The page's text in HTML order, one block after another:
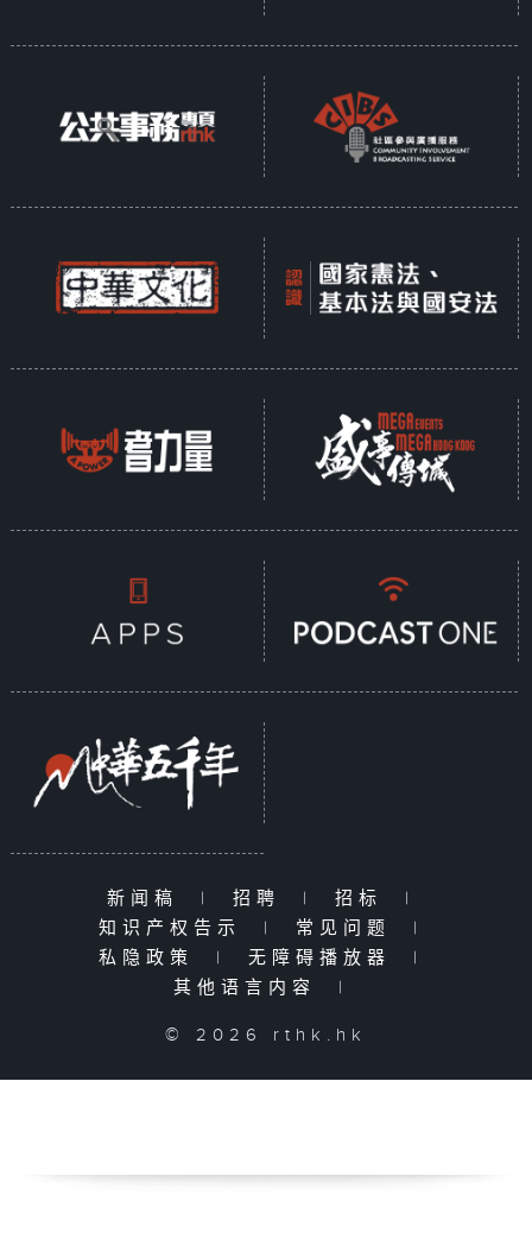
新闻稿 | 招聘 | 招标
|
知识产权告示
| 常见问题
|
私隐政策
| 无障碍播放器
|
其他语言内容
|
© 2026 rthk.hk